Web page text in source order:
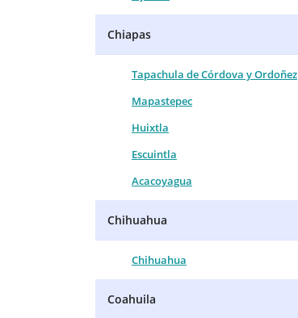
Chiapas
Tapachula de Córdova y Ordoñez
Mapastepec
Huixtla
Escuintla
Acacoyagua
Chihuahua
Chihuahua
Coahuila